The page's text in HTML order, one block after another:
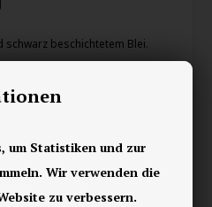
um Statistiken und zur
Wir verwenden die
zu verbessern.
schwarz beschichtetem Blei.